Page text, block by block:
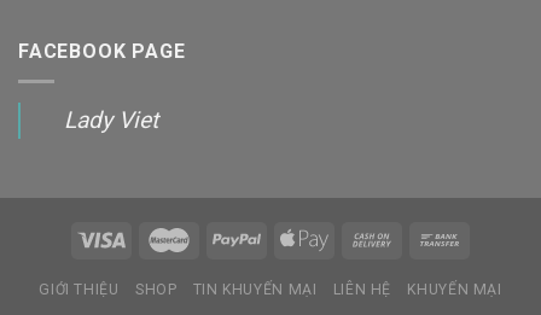
FACEBOOK PAGE
Lady Viet
GIỚI THIỆU SHOP TIN KHUYẾN MẠI LIÊN HỆ KHUYẾN MẠI